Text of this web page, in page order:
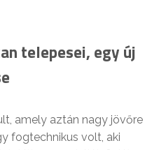
telepesei, egy új
amely aztán nagy jövőre
fogtechnikus volt, aki